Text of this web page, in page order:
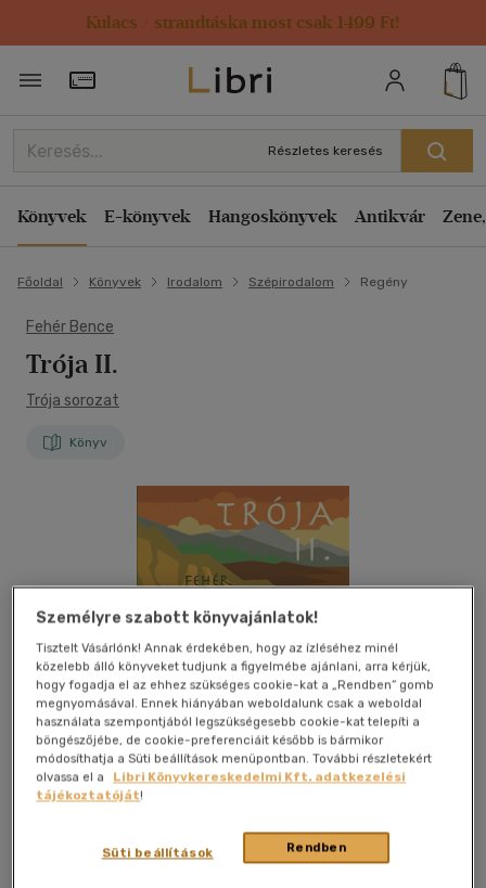
Kulacs / strandtáska most csak 1499 Ft!
Törzsvásárlói Kártya adatai
Részletes keresés
Könyvek E-könyvek Hangoskönyvek Antikvár
Főoldal Könyvek Irodalom Szépirodalom Regény
Fehér Bence
Trója II.
Trója sorozat
Könyv
Kívánságlistához adom
Személyre szabott könyvajánlatok!
Tisztelt Vásárlónk! Annak érdekében, hogy az ízléséhez minél
közelebb álló könyveket tudjunk a figyelmébe ajánlani, arra kérjük,
hogy fogadja el az ehhez szükséges cookie-kat a „Rendben” gomb
megnyomásával. Ennek hiányában weboldalunk csak a weboldal
használata szempontjából legszükségesebb cookie-kat telepíti a
böngészőjébe, de cookie-preferenciáit később is bármikor
módosíthatja a Süti beállítások menüpontban. További részletekért
olvassa el a
Libri Könyvkereskedelmi Kft. adatkezelési
tájékoztatóját!
Rendben
Süti beállítások